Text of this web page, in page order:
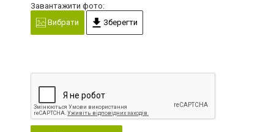
Завантажити фото:
Вибрати
Зберегти